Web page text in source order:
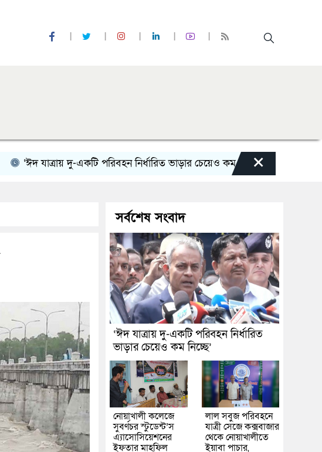
‘ঈদ যাত্রায় দু-একটি পরিবহন নির্ধারিত ভাড়ার চেয়েও কম নিচ্ছে’ নোয়াখালী
×
সর্বশেষ সংবাদ
‘ঈদ যাত্রায় দু-একটি পরিবহন নির্ধারিত
ভাড়ার চেয়েও কম নিচ্ছে’
নোয়াখালী কলেজে
সুবর্ণচর স্টুডেন্ট’স
এ্যাসোসিয়েশনের
ইফতার মাহফিল
লাল সবুজ পরিবহনে
যাত্রী সেজে কক্সবাজার
থেকে নোয়াখালীতে
ইয়াবা পাচার,